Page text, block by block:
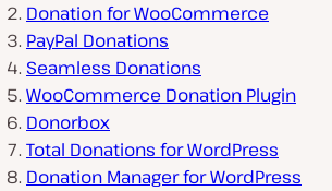
Donation for WooCommerce
PayPal Donations
Seamless Donations
WooCommerce Donation Plugin
Donorbox
Total Donations for WordPress
Donation Manager for WordPress